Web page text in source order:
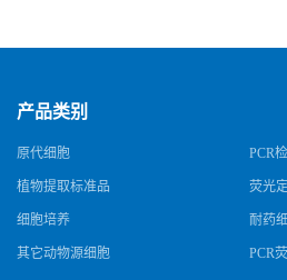
产品类别
原代细胞 PCR
植物提取标准品 荧光
细胞培养 耐药
其它动物源细胞 PCR